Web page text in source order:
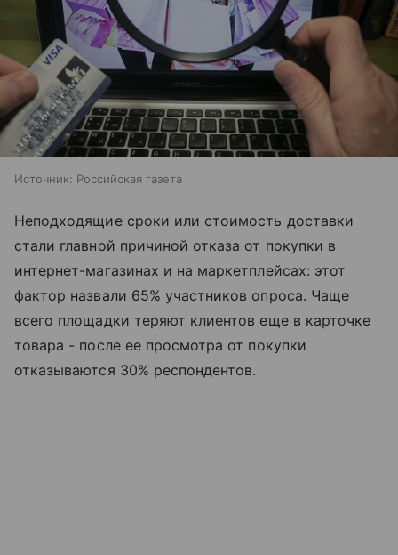
Источник: Российская газета
Неподходящие сроки или стоимость доставки
стали главной причиной отказа от покупки в
интернет-магазинах и на маркетплейсах: этот
фактор назвали 65% участников опроса. Чаще
всего площадки теряют клиентов еще в карточке
товара - после ее просмотра от покупки
отказываются 30% респондентов.